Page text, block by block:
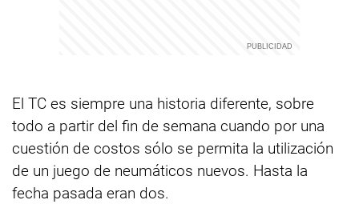
El TC es siempre una historia diferente, sobre
todo a partir del fin de semana cuando por una
cuestión de costos sólo se permita la utilización
de un juego de neumáticos nuevos. Hasta la
fecha pasada eran dos.